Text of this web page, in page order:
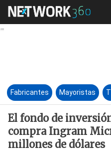
El
Fabricantes Mayoristas
El fondo de
compra Ingram
millones de dólares